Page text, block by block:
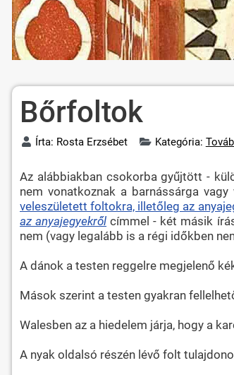
Bőrfoltok
Írta: Rosta Erzsébet Kategória:
Az alábbiakban csokorba gyűjtött -
nem vonatkoznak a barnássárga vagy
veleszületett foltokra, illetőleg az
az anyajegyekről címmel - két másik
nem (vagy legalább is a régi időkben
A dánok a testen reggelre megjelenő
Mások szerint a testen gyakran
Walesben az a hiedelem járja, hogy a
A nyak oldalsó részén lévő folt